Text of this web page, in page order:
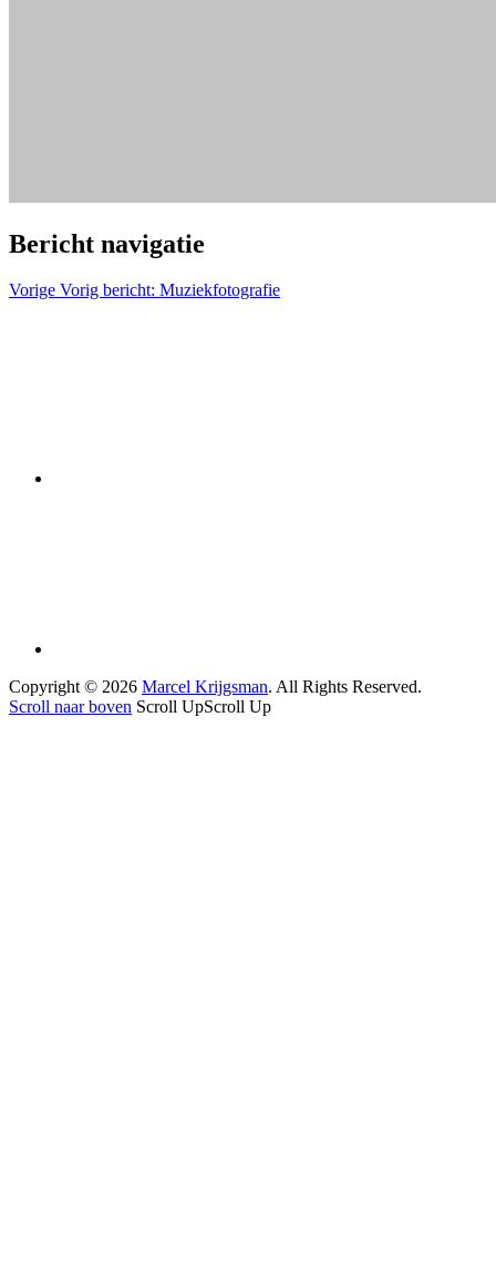
Bericht navigatie
Vorige Vorig bericht: Muziekfotografie
Copyright © 2026 Marcel Krijgsman. All Rights Reserved.
Scroll naar boven Scroll UpScroll Up